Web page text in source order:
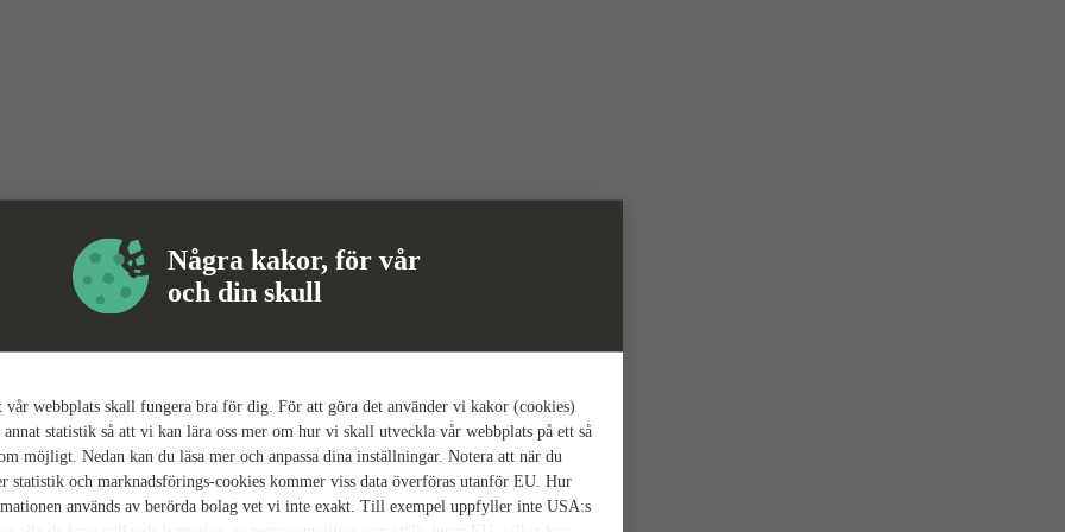
Några kakor, för vår
och din skull
webbplats skall fungera bra för dig. För att göra det använder vi kakor (cookies)
statistik så att vi kan lära oss mer om hur vi skall utveckla vår webbplats på ett så
möjligt. Nedan kan du läsa mer och anpassa dina inställningar. Notera att när du
statistik och marknadsförings-cookies kommer viss data överföras utanför EU. Hur
används av berörda bolag vet vi inte exakt. Till exempel uppfyller inte USA:s